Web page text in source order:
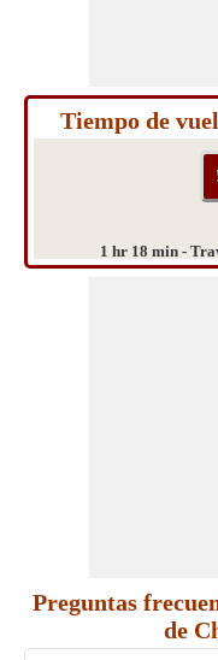
Tiempo de
1 hr 18 min -
Preguntas
de